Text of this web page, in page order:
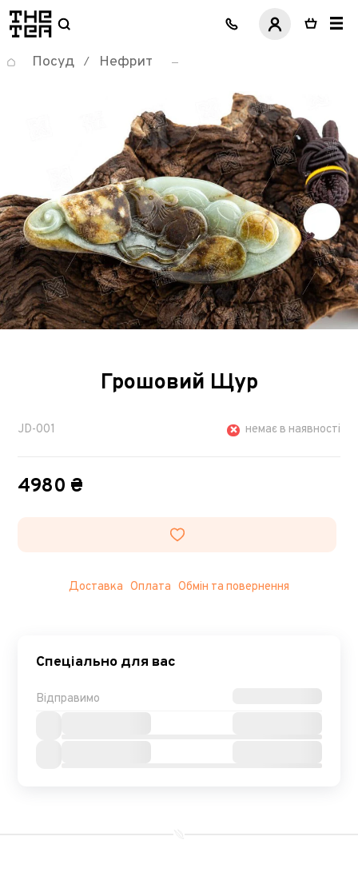
логотип
Посуд / Нефрит
Грошовий Щур
JD-001 немає в наявності
4980 ₴
Доставка Оплата Обмін та повернення
Спеціально для вас
Відправимо